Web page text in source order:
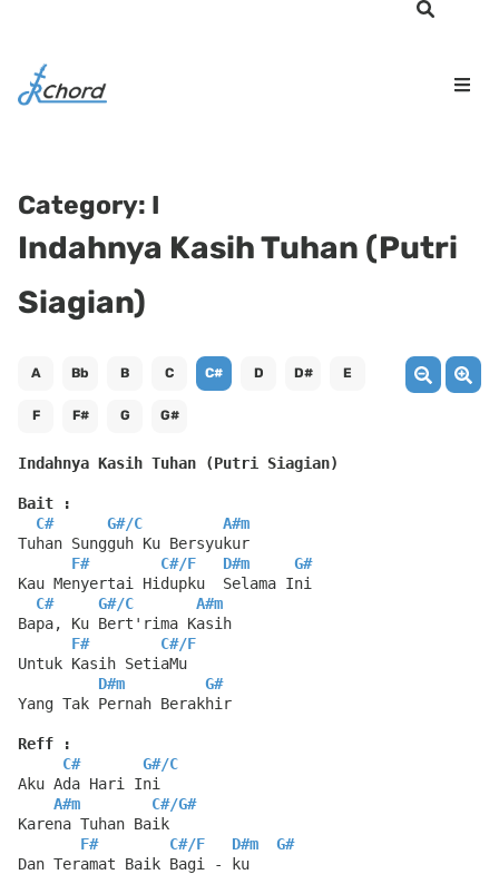
Category: I
Indahnya Kasih Tuhan (Putri
Siagian)
A Bb B C C# D D# E
F F# G G#
Indahnya Kasih Tuhan (Putri Siagian)
Bait :
C#
G#/C
A#m
Tuhan Sungguh Ku Bersyukur
F#
C#/F D#m
G#
Kau Menyertai Hidupku  Selama Ini
C#
G#/C
A#m
Bapa, Ku Bert'rima Kasih
F#
C#/F
Untuk Kasih SetiaMu
D#m
G#
Yang Tak Pernah Berakhir
Reff :
C#
G#/C
Aku Ada Hari Ini
A#m
C#/G#
Karena Tuhan Baik
F#
C#/F D#m
G#
Dan Teramat Baik Bagi - ku